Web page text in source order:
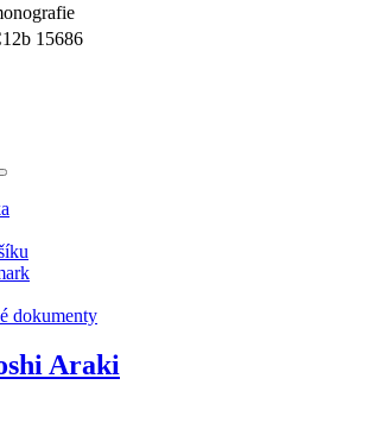
15686
dokumenty
Araki